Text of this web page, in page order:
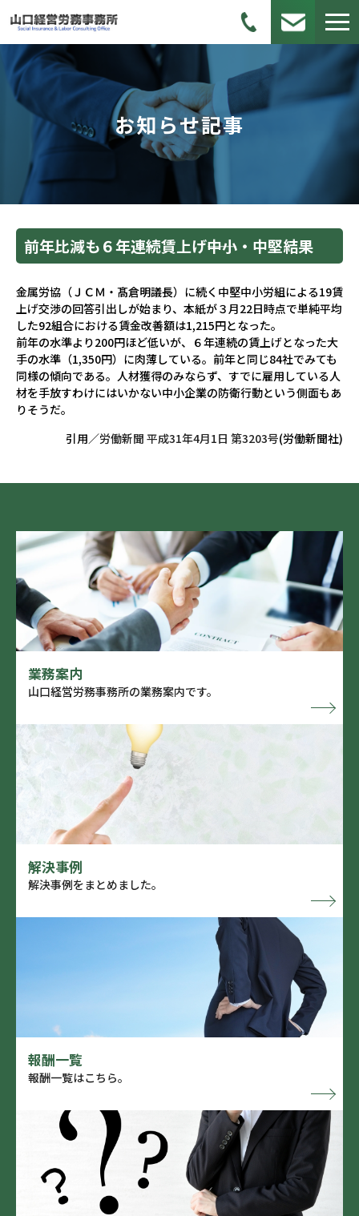
お知らせ記事
前年比減も６年連続賃上げ――中小・中堅結果
金属労協（ＪＣＭ・髙倉明議長）に続く中堅中小労組による19賃
上げ交渉の回答引出しが始まり、本紙が３月22日時点で単純平均
した92組合における賃金改善額は1,215円となった。
前年の水準より200円ほど低いが、６年連続の賃上げとなった大
手の水準（1,350円）に肉薄している。前年と同じ84社でみても
同様の傾向である。人材獲得のみならず、すでに雇用している人
材を手放すわけにはいかない中小企業の防衛行動という側面もあ
りそうだ。
引用／労働新聞 平成31年4月1日 第3203号(労働新聞社)
業務案内
山口経営労務事務所の業務案内です。
解決事例
解決事例をまとめました。
報酬一覧
報酬一覧はこちら。